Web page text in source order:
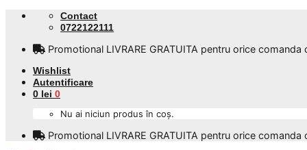
Skip
Contact
0722122111
Promotional LIVRARE GRATUITA pentru orice
Wishlist
Autentificare
0 lei 0
Nu ai niciun produs în coș.
Promotional LIVRARE GRATUITA pentru orice